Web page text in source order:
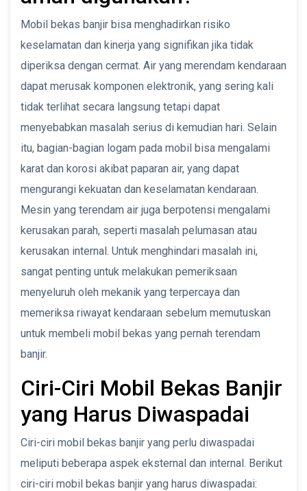
Mobil bekas banjir bisa menghadirkan risiko
keselamatan dan kinerja yang signifikan jika tidak
diperiksa dengan cermat. Air yang merendam kendaraan
dapat merusak komponen elektronik, yang sering kali
tidak terlihat secara langsung tetapi dapat
menyebabkan masalah serius di kemudian hari. Selain
itu, bagian-bagian logam pada mobil bisa mengalami
karat dan korosi akibat paparan air, yang dapat
mengurangi kekuatan dan keselamatan kendaraan.
Mesin yang terendam air juga berpotensi mengalami
kerusakan parah, seperti masalah pelumasan atau
kerusakan internal. Untuk menghindari masalah ini,
sangat penting untuk melakukan pemeriksaan
menyeluruh oleh mekanik yang terpercaya dan
memeriksa riwayat kendaraan sebelum memutuskan
untuk membeli mobil bekas yang pernah terendam
banjir.
Ciri-Ciri Mobil Bekas Banjir
yang Harus Diwaspadai
Ciri-ciri mobil bekas banjir yang perlu diwaspadai
meliputi beberapa aspek eksternal dan internal. Berikut
ciri-ciri mobil bekas banjir yang harus diwaspadai: